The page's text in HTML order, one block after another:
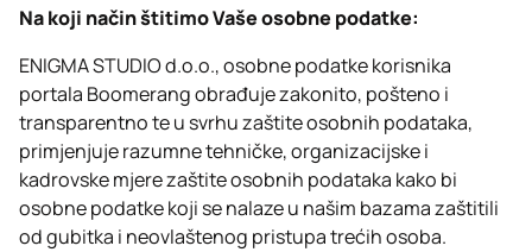
Na koji način štitimo Vaše osobne podatke:
ENIGMA STUDIO d.o.o., osobne podatke korisnika
portala Boomerang obrađuje zakonito, pošteno i
transparentno te u svrhu zaštite osobnih podataka,
primjenjuje razumne tehničke, organizacijske i
kadrovske mjere zaštite osobnih podataka kako bi
osobne podatke koji se nalaze u našim bazama zaštitili
od gubitka i neovlaštenog pristupa trećih osoba.